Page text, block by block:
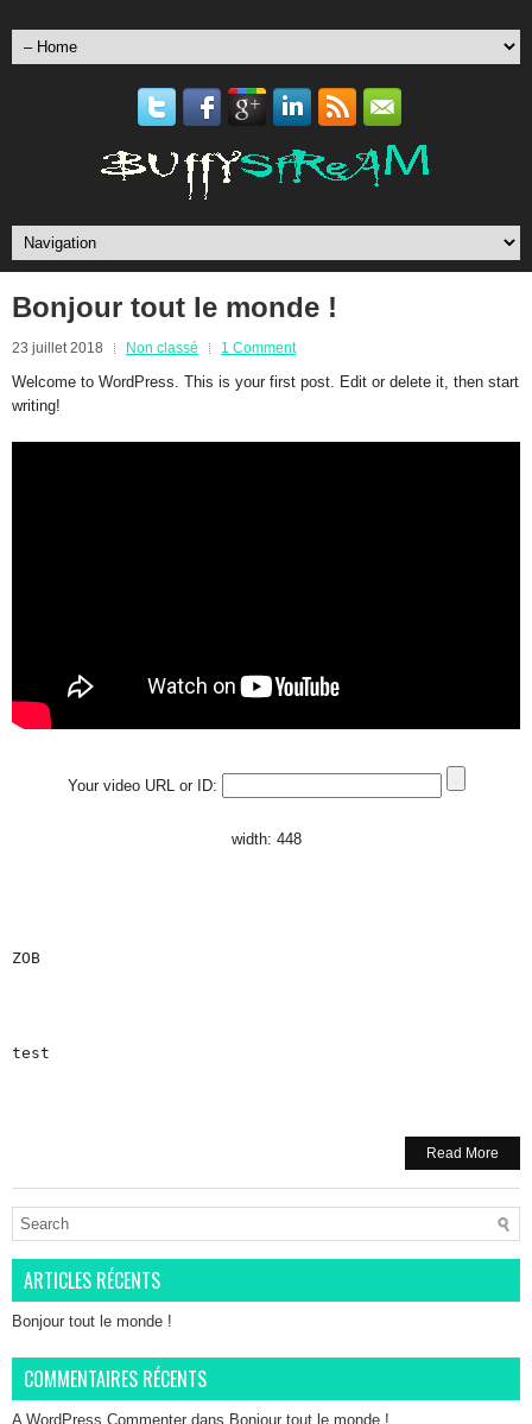
Bonjour tout le monde !
23 juillet 2018 Non classé 1 Comment
Welcome to WordPress. This is your first post. Edit or delete it, then start
writing!
Your video URL or ID:
width: 448
ZOB
test
Read More
ARTICLES RÉCENTS
Bonjour tout le monde !
COMMENTAIRES RÉCENTS
A WordPress Commenter dans Bonjour tout le monde !